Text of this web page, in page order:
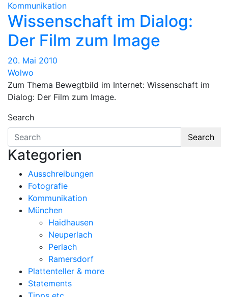
Kommunikation
Wissenschaft im Dialog:
Der Film zum Image
20. Mai 2010
Wolwo
Zum Thema Bewegtbild im Internet: Wissenschaft im
Dialog: Der Film zum Image.
Search
Search
Kategorien
Ausschreibungen
Fotografie
Kommunikation
München
Haidhausen
Neuperlach
Perlach
Ramersdorf
Plattenteller & more
Statements